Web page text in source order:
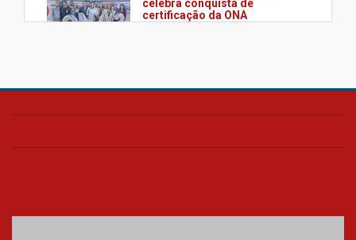
celebra conquista de
certificação da ONA
HUEM é o primeiro hospital do
UTI's inteligentes
referência mundial em